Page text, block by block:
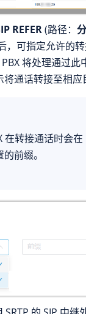
REFER(路径：
，可指定允许的
将处理通过此
将通话转接至相
在转接通话时会在
前缀。